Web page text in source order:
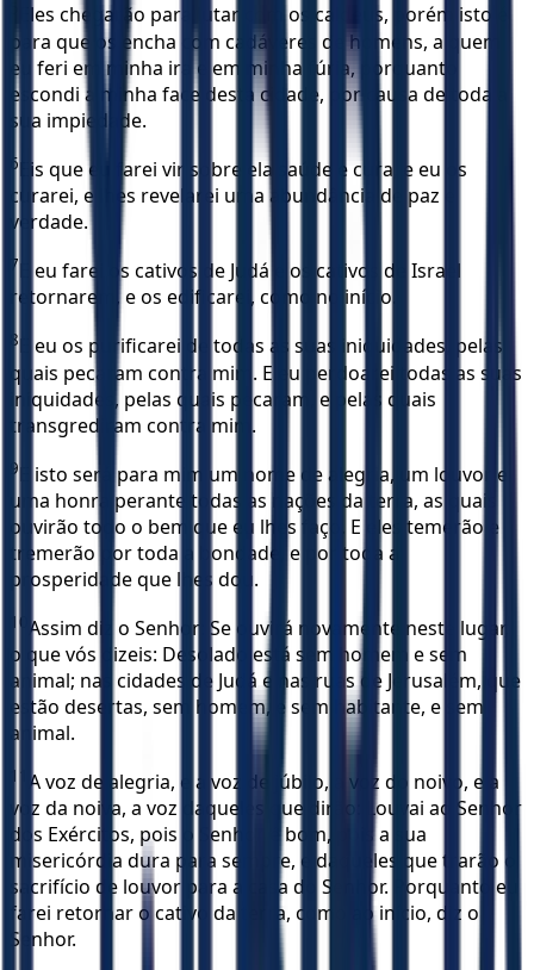
Eles chegarão para lutar com os caldeus, porém isto é
para que os encha com cadáveres de homens, a quem
eu feri em minha ira e em minha fúria, porquanto
escondi a minha face desta cidade, por causa de toda a
sua impiedade.
6
Eis que eu farei vir sobre ela saúde e cura, e eu os
curarei, e lhes revelarei uma abundância de paz e
verdade.
7
E eu farei os cativos de Judá e os cativos de Israel
retornarem, e os edificarei, como no início.
8
E eu os purificarei de todas as suas iniquidades, pelas
quais pecaram contra mim. E eu perdoarei todas as suas
iniquidades, pelas quais pecaram, e pelas quais
transgrediram contra mim.
9
E isto será para mim um nome de alegria, um louvor e
uma honra perante todas as nações da terra, as quais
ouvirão todo o bem que eu lhes faço. E eles temerão e
tremerão por toda a bondade, e por toda a
prosperidade que lhes dou.
10 Assim diz o Senhor: Se ouvirá novamente neste lugar,
o que vós dizeis: Desolado está sem homem e sem
animal; nas cidades de Judá e nas ruas de Jerusalém, que
estão desertas, sem homem, e sem habitante, e sem
animal.
11
A voz de alegria, e a voz de júbilo, a voz do noivo, e a
voz da noiva, a voz daqueles que dirão: Louvai ao Senhor
dos Exércitos, pois o Senhor é bom, pois a sua
misericórdia dura para sempre, e daqueles que trarão o
sacrifício de louvor para a casa do Senhor. Porquanto eu
farei retornar o cativo da terra, como ao início, diz o
Senhor.